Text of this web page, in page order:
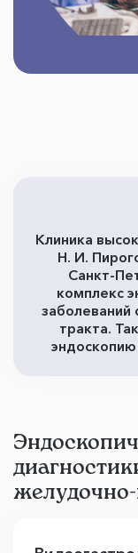
Клиника
Н. И.
Санкт-
комплекс
заболеваний
тракта.